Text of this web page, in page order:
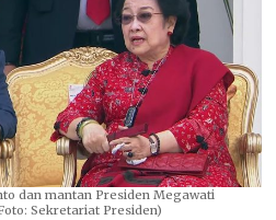
dan mantan Presiden Megawati
Sekretariat Presiden)